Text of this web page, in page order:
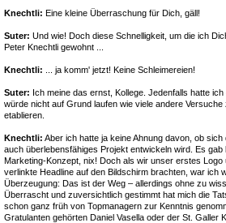
Knechtli: Eine kleine Überraschung für Dich, gäll!
Suter: Und wie! Doch diese Schnelligkeit, um die ich
Peter Knechtli gewohnt ...
Knechtli: ... ja komm' jetzt! Keine Schleimereien!
Suter: Ich meine das ernst, Kollege. Jedenfalls hatte
würde nicht auf Grund laufen wie viele andere
etablieren.
Knechtli: Aber ich hatte ja keine Ahnung davon, ob
auch überlebensfähiges Projekt entwickeln wird. Es
Marketing-Konzept, nix! Doch als wir unser erstes Logo
verlinkte Headline auf den Bildschirm brachten, war ich
Überzeugung: Das ist der Weg – allerdings ohne zu
Überrascht und zuversichtlich gestimmt hat mich die
schon ganz früh von Topmanagern zur Kenntnis
Gratulanten gehörten Daniel Vasella oder der St. Galler